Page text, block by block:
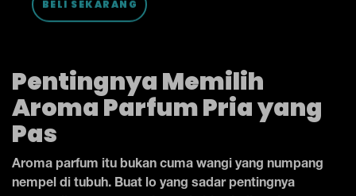
Pentingnya Memilih
Aroma Parfum Pria yang
Pas
Aroma parfum itu bukan cuma wangi yang numpang
nempel di tubuh. Buat lo yang sadar pentingnya